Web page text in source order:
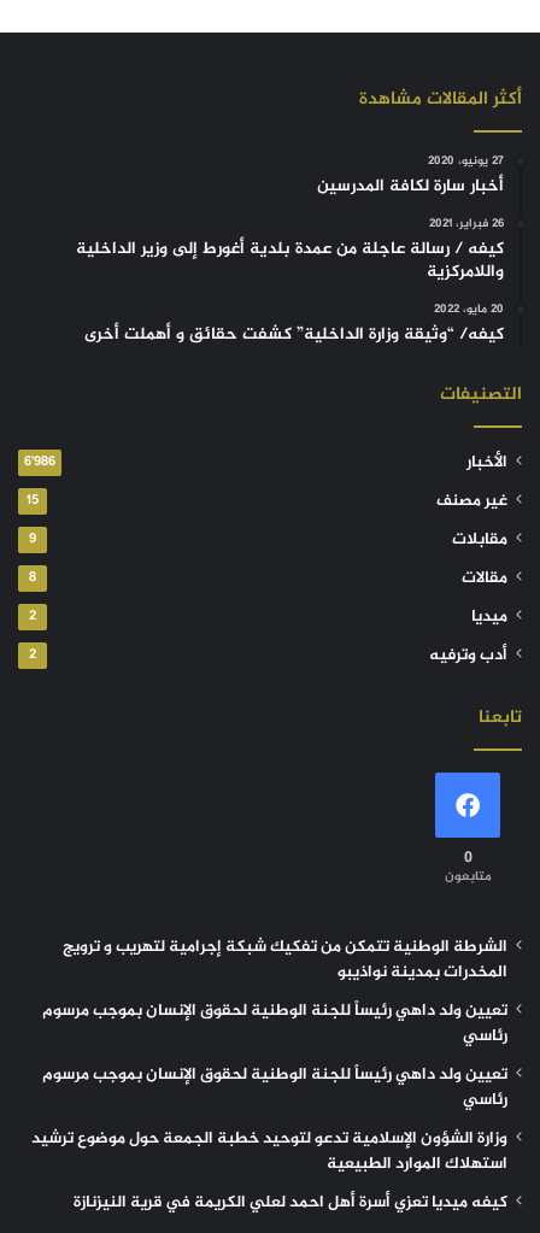
أكثر المقالات مشاهدة
27 يونيو، 2020
أخبار سارة لكافة المدرسين
26 فبراير، 2021
كيفه / رسالة عاجلة من عمدة بلدية أغورط إلى وزير الداخلية
واللامركزية
20 مايو، 2022
كيفه/ “وثيقة وزارة الداخلية” كشفت حقائق و أهملت أخرى
التصنيفات
الأخبار 6٬986
غير مصنف 15
مقابلات 9
مقالات 8
ميديا 2
أدب وترفيه 2
تابعنا
0
متابعون
الشرطة الوطنية تتمكن من تفكيك شبكة إجرامية لتهريب و ترويج
المخدرات بمدينة نواذيبو
تعيين ولد داهي رئيساً للجنة الوطنية لحقوق الإنسان بموجب مرسوم
رئاسي
تعيين ولد داهي رئيساً للجنة الوطنية لحقوق الإنسان بموجب مرسوم
رئاسي
وزارة الشؤون الإسلامية تدعو لتوحيد خطبة الجمعة حول موضوع ترشيد
استهلاك الموارد الطبيعية
كيفه ميديا تعزي أسرة أهل احمد لعلي الكريمة في قرية النيزنازة